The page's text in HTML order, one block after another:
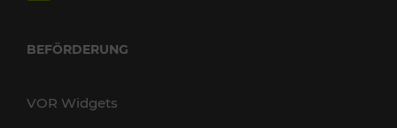
BEFÖRDERUNG
VOR Widgets